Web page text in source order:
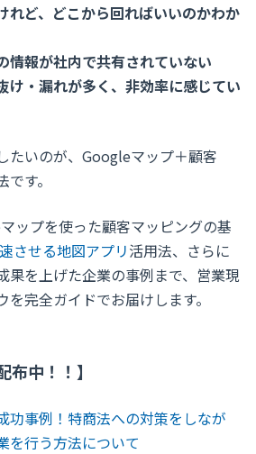
れど、どこから回ればいいのかわか
情報が社内で共有されていない
け・漏れが多く、非効率に感じてい
たいのが、Googleマップ＋顧客
す。
ップを使った顧客マッピングの基
させる地図アプリ活用法、さらに
を上げた企業の事例まで、 営業現
を完全ガイドでお届けします。
布中！！】
功事例！特商法への対策をしなが
を行う方法について